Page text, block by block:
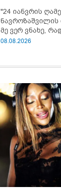
"24 იანვრის
ნავროზაშვილის
მე ვერ ვნახე,
ჩავარდა": რა
08.08.2026